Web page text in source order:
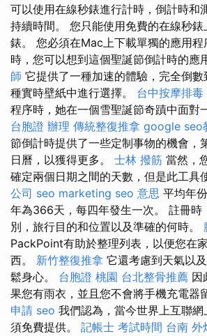
可以使用在線秒錶進行計時，倒計時和
持續時間。 您只能使用免費的在線秒
錶。 您必須在Mac上下載單獨的應用
時，您可以想到這個聖誕節倒計時的應
師 它提供了一種加速的體驗，完全倒
種實時壁紙中進行選擇。 台中按摩排毒
程序時，她在一個雪聖誕節奇蹟中面對
台胞證 辦理 傳統整復推拿 google seo
節倒計時提供了一些定制事物的機會，
日曆，以獲得更多。 士林 撥筋 當然，
確定兩個日期之間的天數，但是此工具
公司 seo marketing seo 意思 平均年
年為366天，每四年發生一次。 註冊時
別，旅行目的和位置以及準確的何時。
PackPoint有助於整理列表，以便您在
西。 新竹整復推拿 它還考慮到天氣以
鬆身心。 台胞證 桃園 台北整骨推薦 因
果您有雨衣，並且您不會將手機充電器
申請 seo 我們認為，當今世界上互聯
須免費提供。 記帳士 考試時間 台南 外